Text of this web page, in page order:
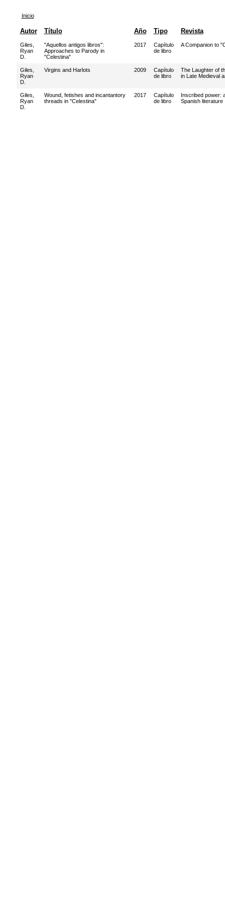
Inicio
Autor Título Año Tipo Revista
Giles,
Ryan
D.
"Aquellos antigos libros":
Approaches to Parody in
"Celestina"
2017
Capítulo
de libro
A Companion to
Giles,
Ryan
D.
Virgins and Harlots 2009
Capítulo
de libro
The Laughter of
in Late Medieval
Giles,
Ryan
D.
Wound, fetishes and incantantory
threads in "Celestina"
2017
Capítulo
de libro
Inscribed power:
Spanish literature